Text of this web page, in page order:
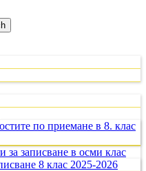
по приемане в 8. клас
за записване в осми клас
8 клас 2025-2026